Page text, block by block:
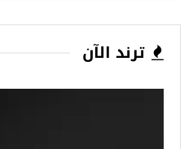
ترند الآن